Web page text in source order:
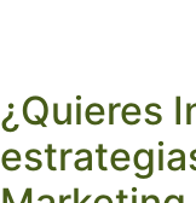
¿Quieres